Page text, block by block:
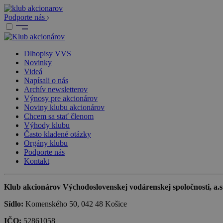
Podporte nás
Dlhopisy VVS
Novinky
Videá
Napísali o nás
Archív newsletterov
Výnosy pre akcionárov
Noviny klubu akcionárov
Chcem sa stať členom
Výhody klubu
Často kladené otázky
Orgány klubu
Podporte nás
Kontakt
Klub akcionárov Východoslovenskej vodárenskej spoločnosti,
Sídlo: Komenského 50, 042 48 Košice
IČO: 52861058